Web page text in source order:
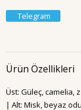
Telegram
Ürün Özellikleri
Üst: Güleç, camelia,
| Alt: Misk, beyaz